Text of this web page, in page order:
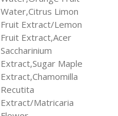
Water,Citrus Limon
Fruit Extract/Lemon
Fruit Extract,Acer
Saccharinium
Extract,Sugar Maple
Extract,Chamomilla
Recutita
Extract/Matricaria